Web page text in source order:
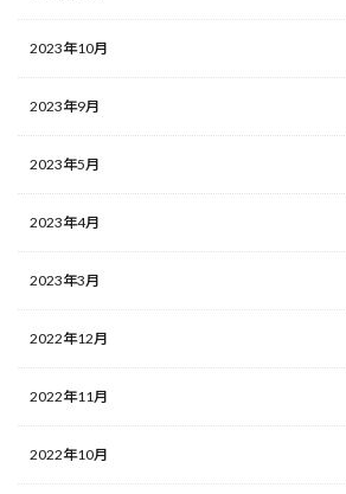
2023年10月
2023年9月
2023年5月
2023年4月
2023年3月
2022年12月
2022年11月
2022年10月